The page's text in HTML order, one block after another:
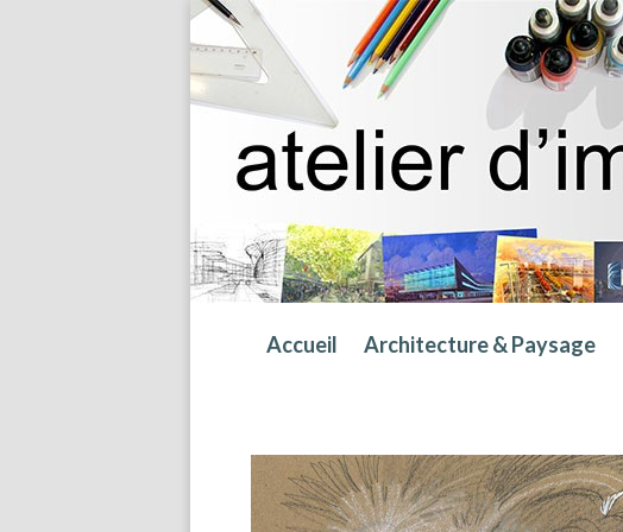
Accueil Architecture & Paysage